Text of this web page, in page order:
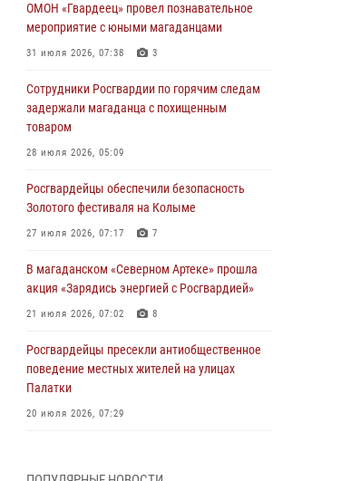
ОМОН «Гвардеец» провел познавательное
мероприятие с юными магаданцами
31 июля 2026, 07:38 3
Сотрудники Росгвардии по горячим следам
задержали магаданца с похищенным
товаром
28 июля 2026, 05:09
Росгвардейцы обеспечили безопасность
Золотого фестиваля на Колыме
27 июля 2026, 07:17 7
В магаданском «Северном Артеке» прошла
акция «Зарядись энергией с Росгвардией»
21 июля 2026, 07:02 8
Росгвардейцы пресекли антиобщественное
поведение местных жителей на улицах
Палатки
20 июля 2026, 07:29